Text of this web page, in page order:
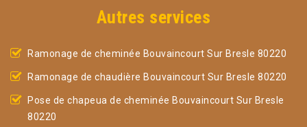
Autres services
Ramonage de cheminée Bouvaincourt Sur Bresle 80220
Ramonage de chaudière Bouvaincourt Sur Bresle 80220
Pose de chapeua de cheminée Bouvaincourt Sur Bresle
80220